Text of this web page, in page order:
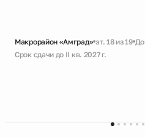
Макрорайон «Амград» эт. 18 из 19
Срок сдачи до II кв. 2027 г.